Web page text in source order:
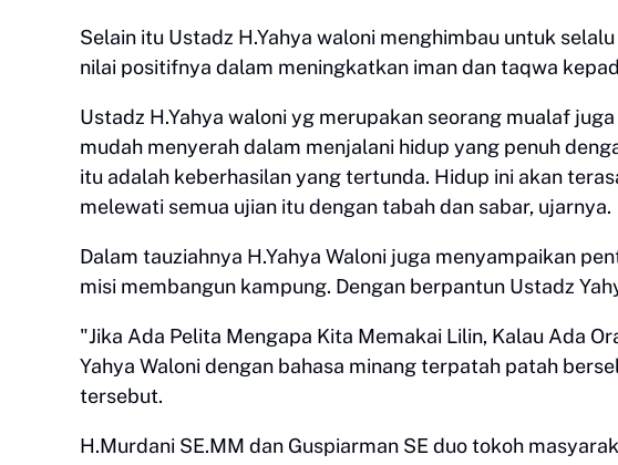
Selain itu Ustadz H.Yahya waloni menghimbau untuk
nilai positifnya dalam meningkatkan iman dan taqwa
Ustadz H.Yahya waloni yg merupakan seorang mualaf
mudah menyerah dalam menjalani hidup yang penuh
itu adalah keberhasilan yang tertunda. Hidup ini akan
melewati semua ujian itu dengan tabah dan sabar, ujarnya.
Dalam tauziahnya H.Yahya Waloni juga menyampaikan
misi membangun kampung. Dengan berpantun Ustadz
"Jika Ada Pelita Mengapa Kita Memakai Lilin, Kalau Ada
Yahya Waloni dengan bahasa minang terpatah patah
tersebut.
H.Murdani SE.MM dan Guspiarman SE duo tokoh